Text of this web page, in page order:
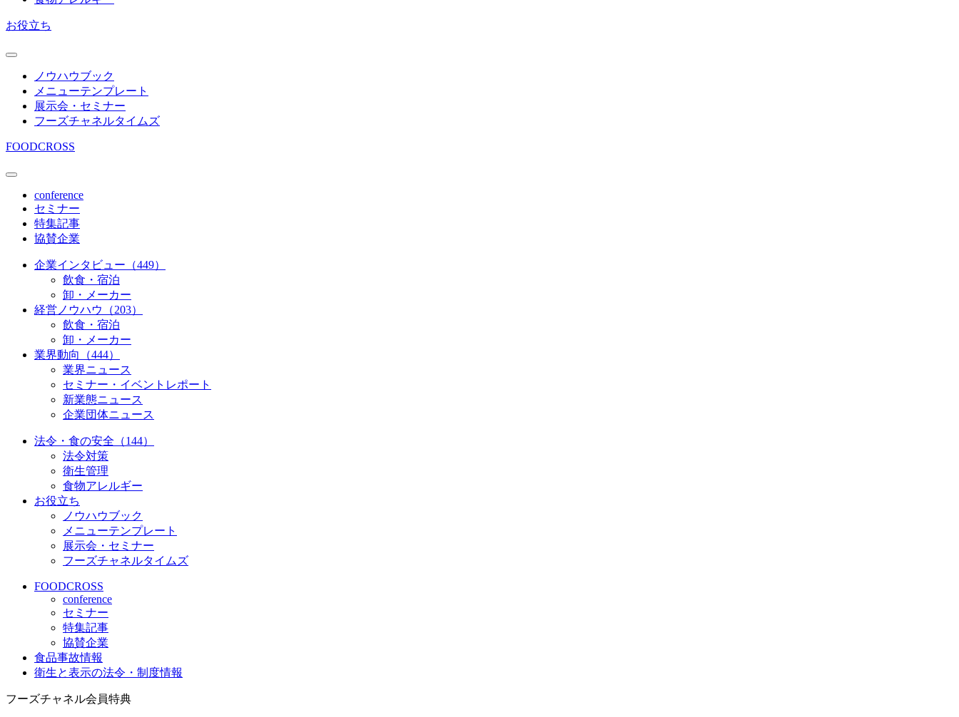
お役立ち
ノウハウブック
メニューテンプレート
展示会・セミナー
フーズチャネルタイムズ
FOODCROSS
conference
セミナー
特集記事
協賛企業
企業インタビュー（449）
飲食・宿泊
卸・メーカー
経営ノウハウ（203）
飲食・宿泊
卸・メーカー
業界動向（444）
業界ニュース
セミナー・イベントレポート
新業態ニュース
企業団体ニュース
法令・食の安全（144）
法令対策
衛生管理
食物アレルギー
お役立ち
ノウハウブック
メニューテンプレート
展示会・セミナー
フーズチャネルタイムズ
FOODCROSS
conference
セミナー
特集記事
協賛企業
食品事故情報
衛生と表示の法令・制度情報
フーズチャネル会員特典